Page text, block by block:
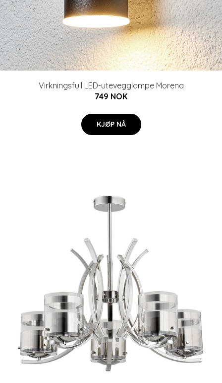
Virkningsfull LED-utevegglampe Morena
749 NOK
KJØP NÅ